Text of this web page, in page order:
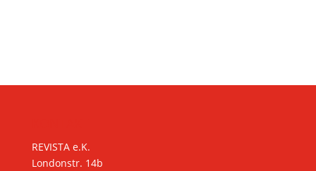
REVISTA e.K.
Londonstr. 14b